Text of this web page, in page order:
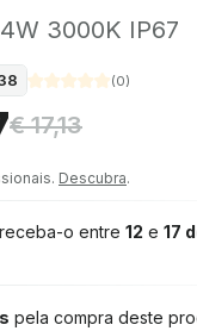
3000K IP67
(0)
€ 17,13
Descubra.
o entre 12 e 17
pela compra deste